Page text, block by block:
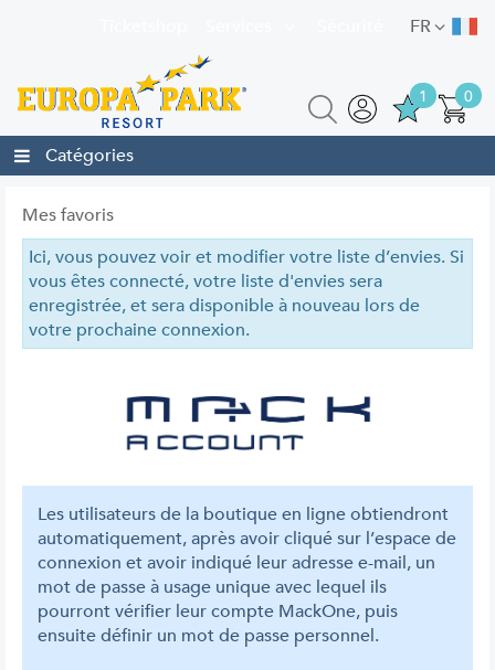
FR
0
1
Catégories
Mes favoris
Ici, vous pouvez voir et modifier votre liste d’envies. Si
vous êtes connecté, votre liste d'envies sera
enregistrée, et sera disponible à nouveau lors de
votre prochaine connexion.
Les utilisateurs de la boutique en ligne obtiendront
automatiquement, après avoir cliqué sur l’espace de
connexion et avoir indiqué leur adresse e-mail, un
mot de passe à usage unique avec lequel ils
pourront vérifier leur compte MackOne, puis
ensuite définir un mot de passe personnel.